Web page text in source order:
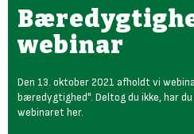
webinar
Den 13. oktober 2021 afholdt vi
bæredygtighed". Deltog du ikke, har
webinaret her.